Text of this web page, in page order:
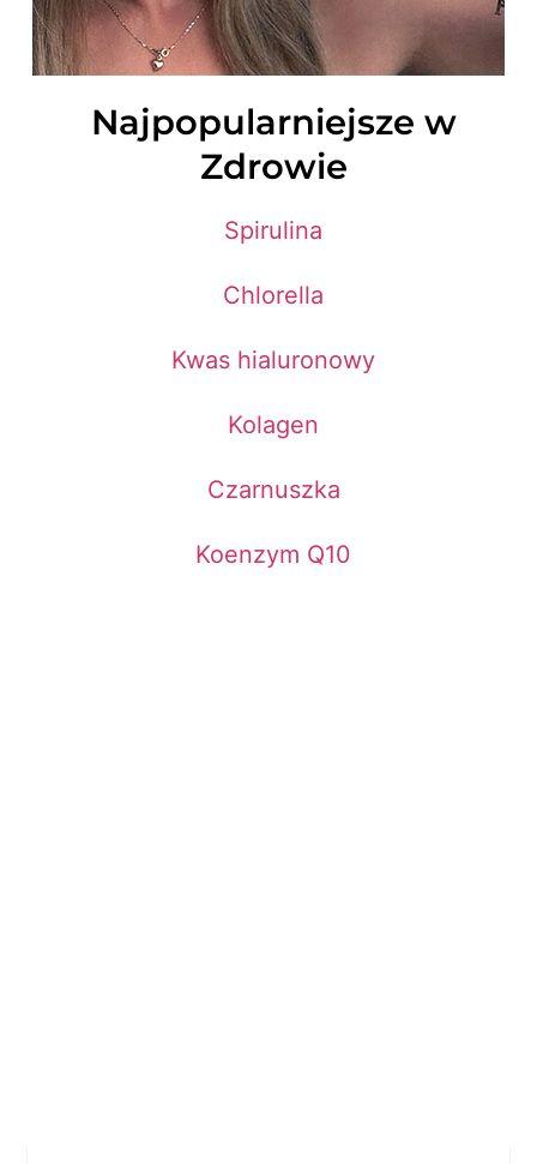
Najpopularniejsze w
Zdrowie
Spirulina
Chlorella
Kwas hialuronowy
Kolagen
Czarnuszka
Koenzym Q10